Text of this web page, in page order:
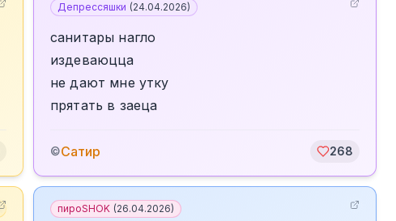
Депрессяшки (24.04.2026)
санитары нагло
издеваюцца
не дают мне утку
прятать в заеца
©Сатир 268
пироSHOK (26.04.2026)